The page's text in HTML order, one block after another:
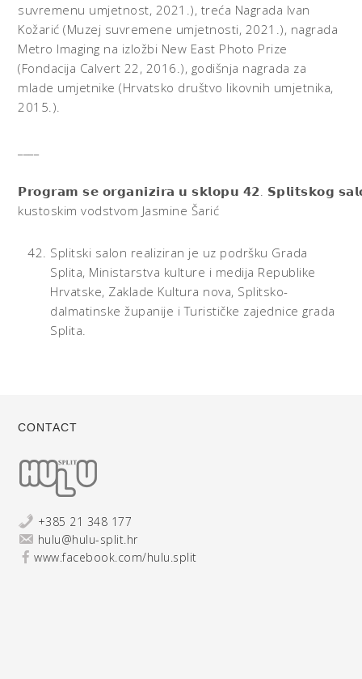
suvremenu umjetnost, 2021.), treća Nagrada Ivan
Kožarić (Muzej suvremene umjetnosti, 2021.), nagrada
Metro Imaging na izložbi New East Photo Prize
(Fondacija Calvert 22, 2016.), godišnja nagrada za
mlade umjetnike (Hrvatsko društvo likovnih umjetnika,
2015.).
𝗣𝗿𝗼𝗴𝗿𝗮𝗺 𝘀𝗲 𝗼𝗿𝗴𝗮𝗻𝗶𝘇𝗶𝗿𝗮 𝘂 𝘀𝗸𝗹𝗼𝗽𝘂 𝟰𝟮. 𝗦𝗽𝗹𝗶𝘁𝘀𝗸𝗼𝗴
kustoskim vodstvom Jasmine Šarić
Splitski salon realiziran je uz podršku Grada
Splita, Ministarstva kulture i medija Republike
Hrvatske, Zaklade Kultura nova, Splitsko-
dalmatinske županije i Turističke zajednice grada
Splita.
CONTACT
+385 21 348 177
hulu@hulu-split.hr
www.facebook.com/hulu.split